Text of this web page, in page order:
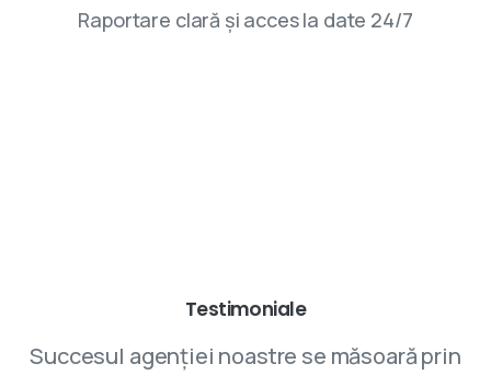
Raportare clară și acces la date 24/7
Testimoniale
Succesul agenției noastre se măsoară prin